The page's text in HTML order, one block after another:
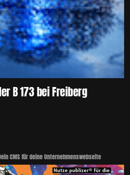
B 173 bei Freiberg
CMS für deine Unternehmenswebseite